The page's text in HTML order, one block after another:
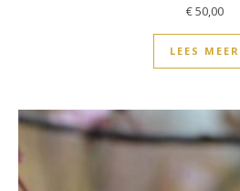
€50,00
LEES MEER